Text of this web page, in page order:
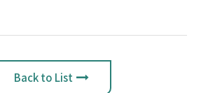
Back to List